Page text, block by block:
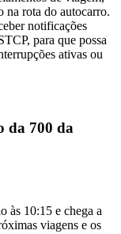
na rota do autocarro.
notificações
para que possa
ativas ou
da 700 da
às 10:15 e chega a
viagens e os